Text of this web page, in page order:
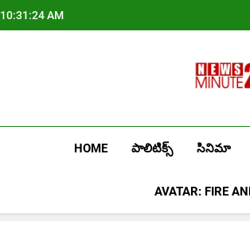
10:31:25 AM
HOME పాలిటిక్స్ సినిమా
AVATAR: FIRE